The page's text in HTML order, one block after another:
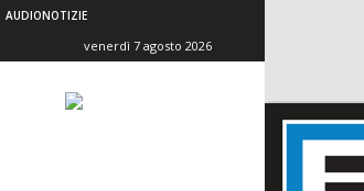
AUDIONOTIZIE
venerdì 7 agosto 2026